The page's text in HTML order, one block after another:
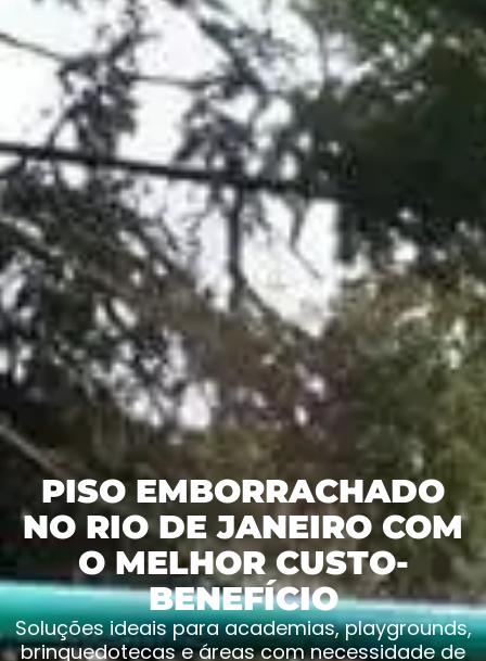
PISO EMBORRACHADO
NO RIO DE JANEIRO COM
O MELHOR CUSTO-
BENEFÍCIO
Soluções ideais para academias, playgrounds,
brinquedotecas e áreas com necessidade de